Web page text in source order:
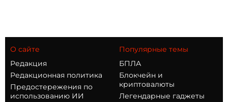
О сайте
Редакция
Редакционная политика
Предостережения по
использованию ИИ
Популярные темы
БПЛА
Блокчейн и
криптовалюты
Легендарные гаджеты